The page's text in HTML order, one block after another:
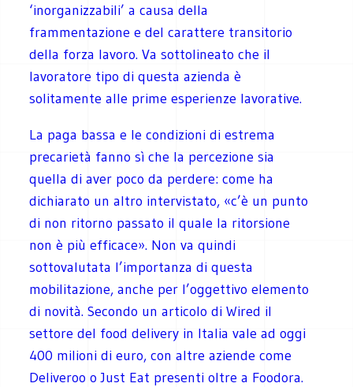
‘inorganizzabili’ a causa della
frammentazione e del carattere transitorio
della forza lavoro. Va sottolineato che il
lavoratore tipo di questa azienda è
solitamente alle prime esperienze lavorative.
La paga bassa e le condizioni di estrema
precarietà fanno sì che la percezione sia
quella di aver poco da perdere: come ha
dichiarato un altro intervistato, «c’è un punto
di non ritorno passato il quale la ritorsione
non è più efficace». Non va quindi
sottovalutata l’importanza di questa
mobilitazione, anche per l’oggettivo elemento
di novità. Secondo un articolo di Wired il
settore del food delivery in Italia vale ad oggi
400 milioni di euro, con altre aziende come
Deliveroo o Just Eat presenti oltre a Foodora.